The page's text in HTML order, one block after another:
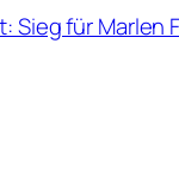
Sieg für Marlen